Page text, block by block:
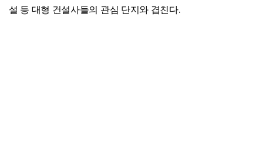
설 등 대형 건설사들의 관심 단지와 겹친다.